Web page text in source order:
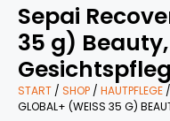
Sepai
35 g)
START / SHOP / HAUTPFLEGE /
GLOBAL+ (WEISS 35 G)